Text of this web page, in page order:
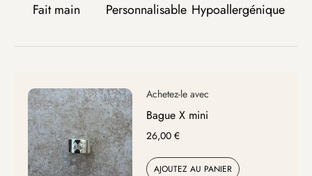
Fait main Personnalisable Hypoallergénique
Bague X mini
26,00 €
AJOUTEZ AU PANIER